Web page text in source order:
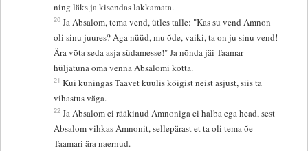
ning läks ja kisendas lakkamata.
20 Ja Absalom, tema vend, ütles talle: "Kas su vend Amnon
oli sinu juures? Aga nüüd, mu õde, vaiki, ta on ju sinu vend!
Ära võta seda asja südamesse!" Ja nõnda jäi Taamar
hüljatuna oma venna Absalomi kotta.
21 Kui kuningas Taavet kuulis kõigist neist asjust, siis ta
vihastus väga.
22 Ja Absalom ei rääkinud Amnoniga ei halba ega head, sest
Absalom vihkas Amnonit, sellepärast et ta oli tema õe
Taamari ära naernud.